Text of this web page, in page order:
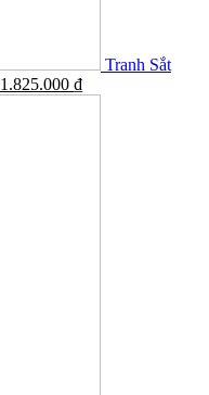
Tranh Sắt
1.825.000 ₫